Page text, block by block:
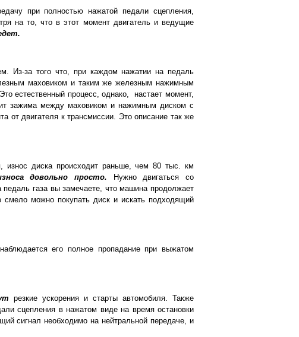
при полностью нажатой педали сцепления,
на то, что в этот момент двигатель и ведущие
Из-за того что, при каждом нажатии на педаль
маховиком и таким же железным нажимным
естественный процесс, однако,
настает момент,
зажима между маховиком и нажимным диском с
от двигателя к трансмиссии. Это описание так же
износ диска происходит раньше, чем 80 тыс. км
довольно просто. Нужно двигаться со
газа вы замечаете, что машина продолжает
можно покупать диск и искать подходящий
его полное пропадание при выжатом
резкие ускорения и старты автомобиля. Также
сцепления в нажатом виде на время остановки
сигнал необходимо на нейтральной передаче, и